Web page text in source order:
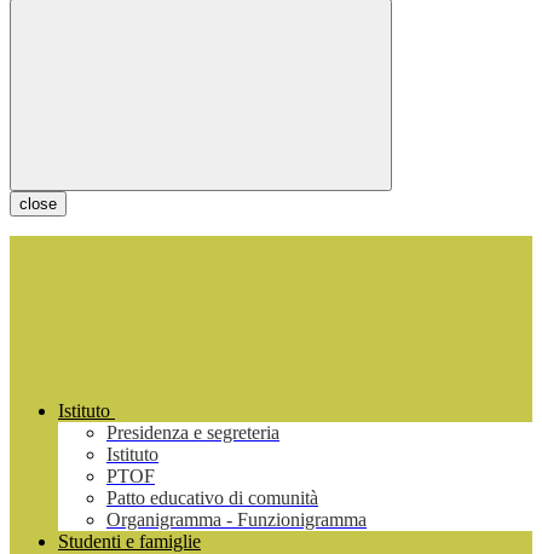
close
Istituto
Presidenza e segreteria
Istituto
PTOF
Patto educativo di comunità
Organigramma - Funzionigramma
Studenti e famiglie